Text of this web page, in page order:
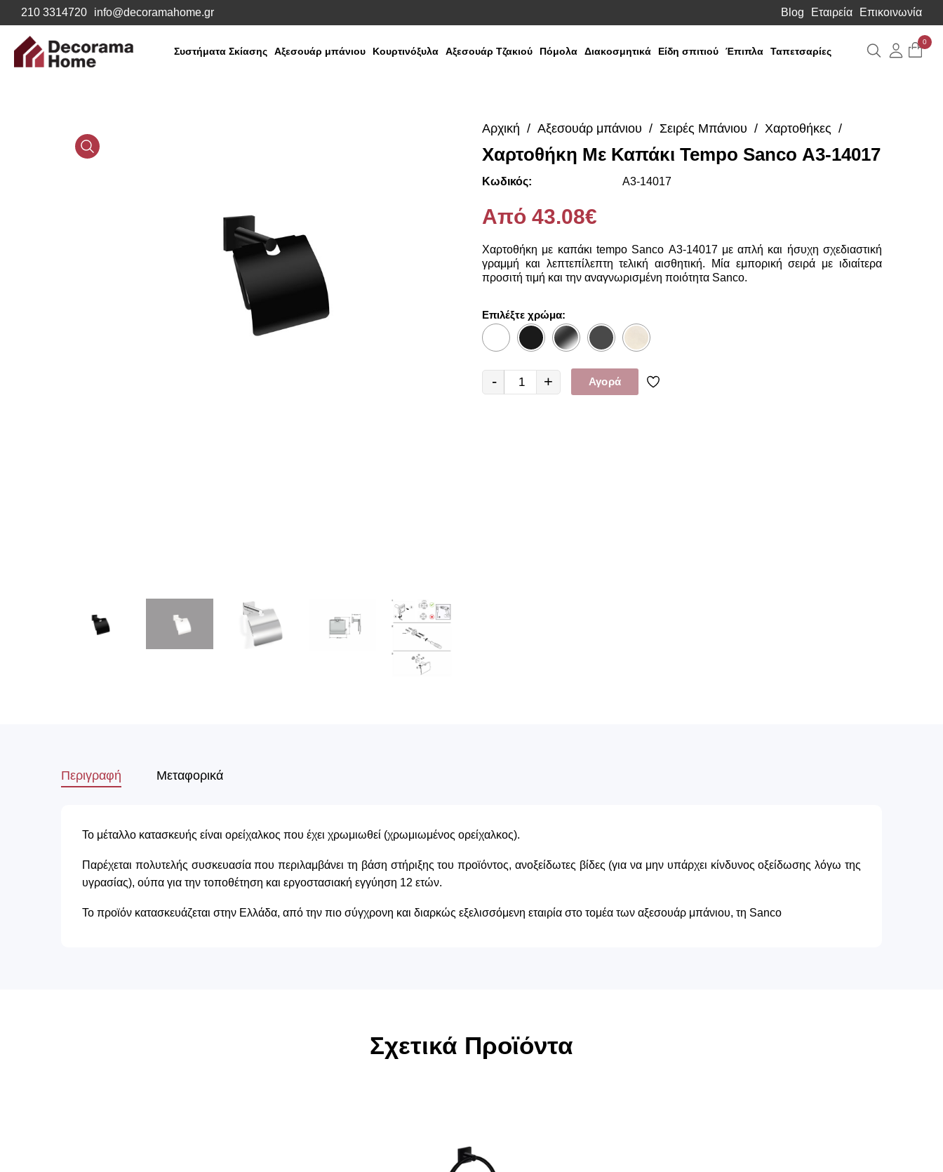
210 3314720 info@decoramahome.gr Blog Εταιρεία Επικοινωνία
Συστήματα Σκίασης Αξεσουάρ μπάνιου Κουρτινόξυλα Αξεσουάρ Τζακιού Πόμολα Διακοσμητικά Είδη σπιτιού Έπιπλα Ταπετσαρίες Αναζήτηση
0
Media
Media
Αρχική Αξεσουάρ μπάνιου Σειρές Μπάνιου Χαρτοθήκες
Χαρτοθήκη Με Καπάκι Tempo Sanco Α3-14017
Κωδικός: Α3-14017
Από 43.08€
Χαρτοθήκη με καπάκι tempo Sanco Α3-14017 με απλή και ήσυχη σχεδιαστική
γραμμή και λεπτεπίλεπτη τελική αισθητική. Μία εμπορική σειρά με ιδιαίτερα
προσιτή τιμή και την αναγνωρισμένη ποιότητα Sanco.
Επιλέξτε χρώμα:
- + Αγορά
Περιγραφή Μεταφορικά
Το μέταλλο κατασκευής είναι ορείχαλκος που έχει χρωμιωθεί (χρωμιωμένος ορείχαλκος).
Παρέχεται πολυτελής συσκευασία που περιλαμβάνει τη βάση στήριξης του προϊόντος, ανοξείδωτες βίδες (για να μην υπάρχει κίνδυνος οξείδωσης λόγω της
υγρασίας), ούπα για την τοποθέτηση και εργοστασιακή εγγύηση 12 ετών.
Το προϊόν κατασκευάζεται στην Ελλάδα, από την πιο σύγχρονη και διαρκώς εξελισσόμενη εταιρία στο τομέα των αξεσουάρ μπάνιου, τη Sanco
Σχετικά Προϊόντα